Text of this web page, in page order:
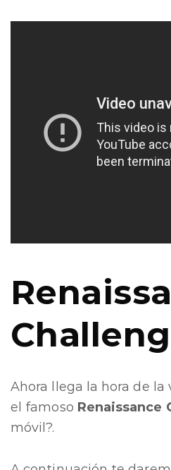
Ahora llega la hora de la
el famoso Renaissance
móvil?.